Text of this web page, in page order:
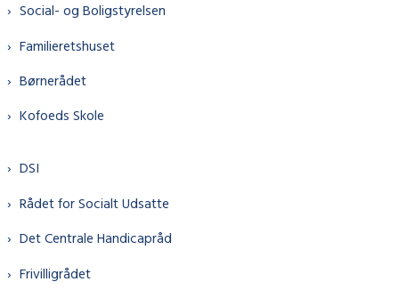
Social- og Boligstyrelsen
Familieretshuset
Børnerådet
Kofoeds Skole
DSI
Rådet for Socialt Udsatte
Det Centrale Handicapråd
Frivilligrådet